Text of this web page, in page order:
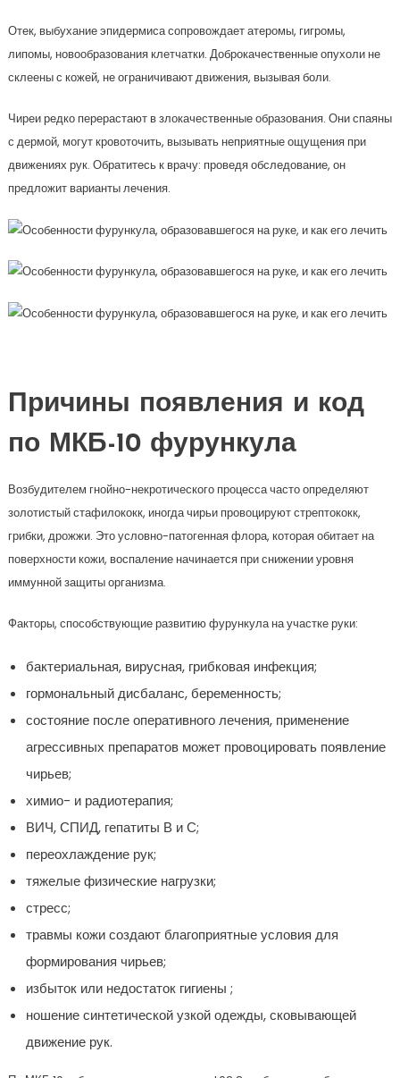
Отек, выбухание эпидермиса сопровождает атеромы, гигромы,
липомы, новообразования клетчатки. Доброкачественные опухоли не
склеены с кожей, не ограничивают движения, вызывая боли.
Чиреи редко перерастают в злокачественные образования. Они спаяны
с дермой, могут кровоточить, вызывать неприятные ощущения при
движениях рук. Обратитесь к врачу: проведя обследование, он
предложит варианты лечения.
Причины появления и код
по МКБ-10 фурункула
Возбудителем гнойно-некротического процесса часто определяют
золотистый стафилококк, иногда чирьи провоцируют стрептококк,
грибки, дрожжи. Это условно-патогенная флора, которая обитает на
поверхности кожи, воспаление начинается при снижении уровня
иммунной защиты организма.
Факторы, способствующие развитию фурункула на участке руки:
бактериальная, вирусная, грибковая инфекция;
гормональный дисбаланс, беременность;
состояние после оперативного лечения, применение
агрессивных препаратов может провоцировать появление
чирьев;
химио- и радиотерапия;
ВИЧ, СПИД, гепатиты В и С;
переохлаждение рук;
тяжелые физические нагрузки;
стресс;
травмы кожи создают благоприятные условия для
формирования чирьев;
избыток или недостаток гигиены ;
ношение синтетической узкой одежды, сковывающей
движение рук.